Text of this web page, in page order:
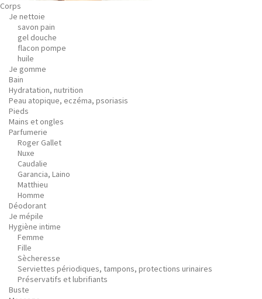
Corps
Je nettoie
savon pain
gel douche
flacon pompe
huile
Je gomme
Bain
Hydratation, nutrition
Peau atopique, eczéma, psoriasis
Pieds
Mains et ongles
Parfumerie
Roger Gallet
Nuxe
Caudalie
Garancia, Laino
Matthieu
Homme
Déodorant
Je mépile
Hygiène intime
Femme
Fille
Sècheresse
Serviettes périodiques, tampons, protections urinaires
Préservatifs et lubrifiants
Buste